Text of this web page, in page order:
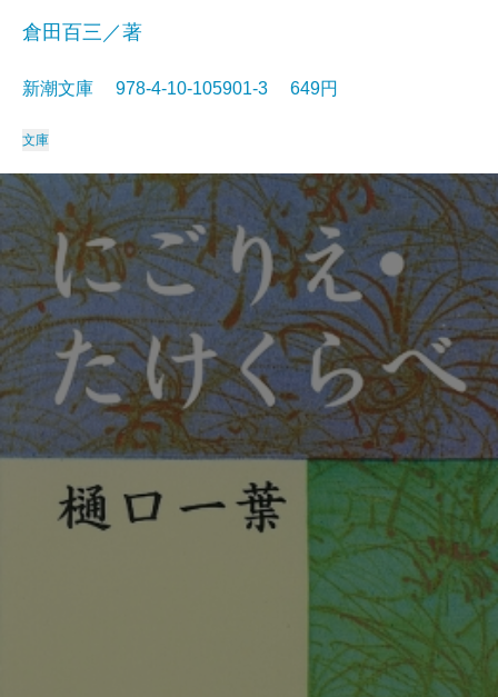
倉田百三／著
新潮文庫 978-4-10-105901-3 649円
文庫